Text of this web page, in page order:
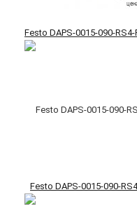
Festo DAPS-0015-090-
Festo DAPS-0015-090-